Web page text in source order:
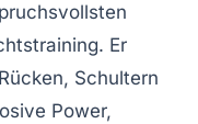
. Er
Schultern
Power,